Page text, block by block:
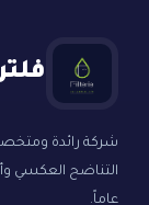
شركة رائدة
عاماً.